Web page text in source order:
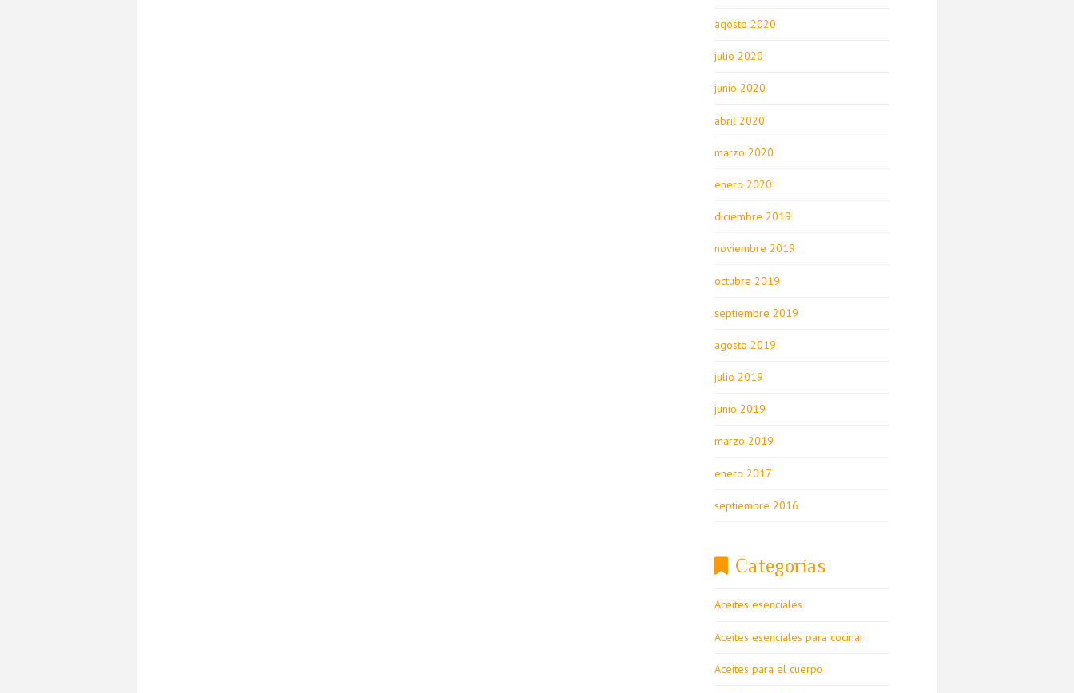
agosto 2020
julio 2020
junio 2020
abril 2020
marzo 2020
enero 2020
diciembre 2019
noviembre 2019
octubre 2019
septiembre 2019
agosto 2019
julio 2019
junio 2019
marzo 2019
enero 2017
septiembre 2016
Categorías
Aceites esenciales
Aceites esenciales para cocinar
Aceites para el cuerpo